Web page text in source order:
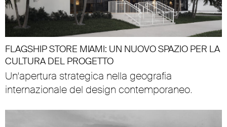
FLAGSHIP STORE MIAMI: UN NUOVO SPAZIO PER LA
CULTURA DEL PROGETTO
Un’apertura strategica nella geografia
internazionale del design contemporaneo.